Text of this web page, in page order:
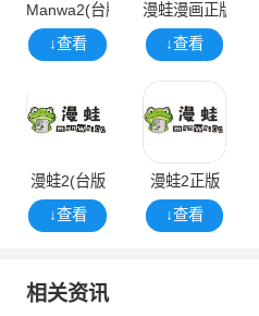
Manwa2(台版
↓查看
漫蛙漫画正版
↓查看
漫蛙2(台版
↓查看
漫蛙2正版
↓查看
相关资讯